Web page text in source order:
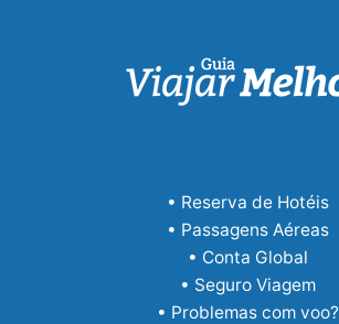
• Reserva de Hotéis
• Passagens Aéreas
• Conta Global
• Seguro Viagem
• Problemas com voo?